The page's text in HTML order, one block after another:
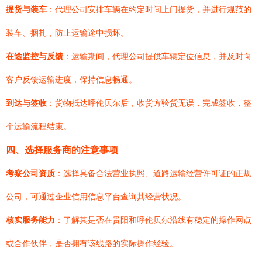
提货与装车 ：代理公司安排车辆在约定时间上门提货，并进行规范的
装车、捆扎，防止运输途中损坏。
在途监控与反馈 ：运输期间，代理公司提供车辆定位信息，并及时向
客户反馈运输进度，保持信息畅通。
到达与签收 ：货物抵达呼伦贝尔后，收货方验货无误，完成签收，整
个运输流程结束。
四、选择服务商的注意事项
考察公司资质 ：选择具备合法营业执照、道路运输经营许可证的正规
公司，可通过企业信用信息平台查询其经营状况。
核实服务能力 ：了解其是否在贵阳和呼伦贝尔沿线有稳定的操作网点
或合作伙伴，是否拥有该线路的实际操作经验。